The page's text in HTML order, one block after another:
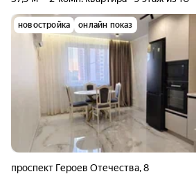
новостройка онлайн показ
проспект Героев Отечества,8